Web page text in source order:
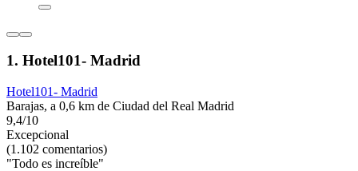
1. Hotel101- Madrid
Hotel101- Madrid
Barajas, a 0,6 km de Ciudad del Real Madrid
9,4/10
Excepcional
(1.102 comentarios)
"Todo es increíble"